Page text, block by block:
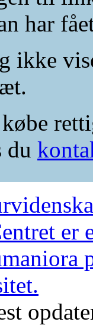
har
ikke
du